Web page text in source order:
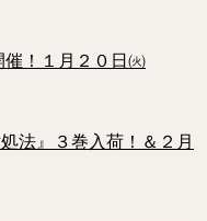
！１月２０日㈫
法』３巻入荷！＆２月